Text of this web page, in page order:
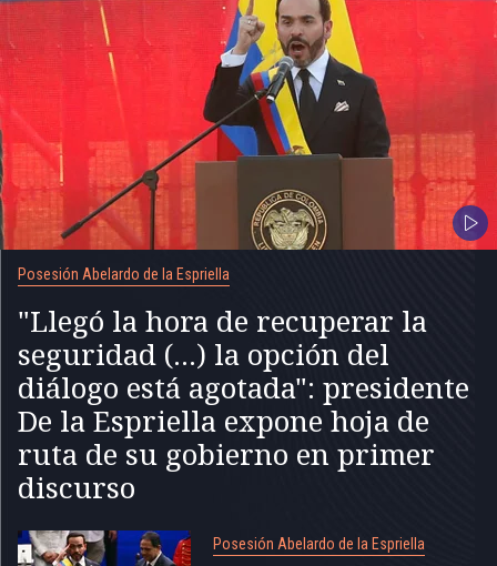
Posesión Abelardo de la Espriella
"Llegó la hora de recuperar la
seguridad (...) la opción del
diálogo está agotada": presidente
De la Espriella expone hoja de
ruta de su gobierno en primer
discurso
Posesión Abelardo de la Espriella